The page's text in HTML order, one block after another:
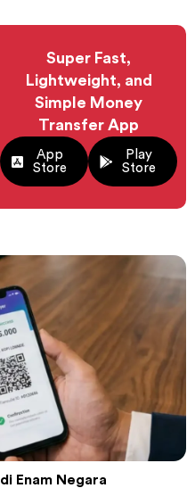
Super Fast,
Lightweight, and
Simple Money
Transfer App
App
Store
Play
Store
Enam Negara